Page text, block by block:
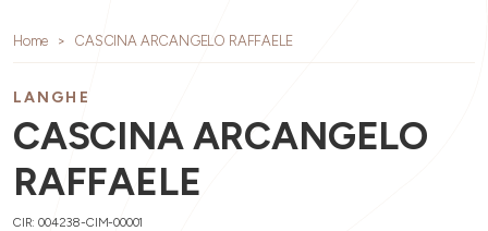
Home CASCINA ARCANGELO RAFFAELE
LANGHE
CASCINA ARCANGELO
RAFFAELE
CIR: 004238-CIM-00001